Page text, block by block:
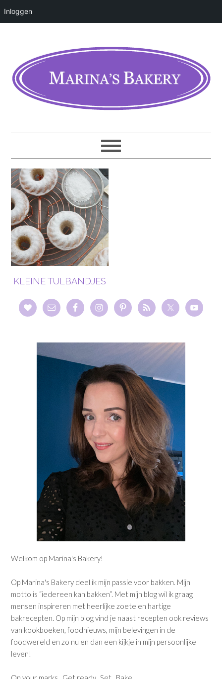
Inloggen
KLEINE TULBANDJES
Welkom op Marina's Bakery!
Op Marina's Bakery deel ik mijn passie voor bakken. Mijn
motto is “iedereen kan bakken”. Met mijn blog wil ik graag
mensen inspireren met heerlijke zoete en hartige
bakrecepten. Op mijn blog vind je naast recepten ook reviews
van kookboeken, foodnieuws, mijn belevingen in de
foodwereld en zo nu en dan een kijkje in mijn persoonlijke
leven!